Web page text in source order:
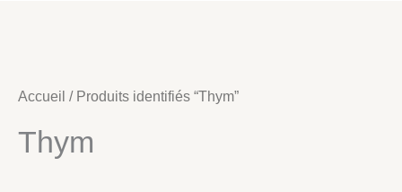
Accueil / Produits identifiés “Thym”
Thym